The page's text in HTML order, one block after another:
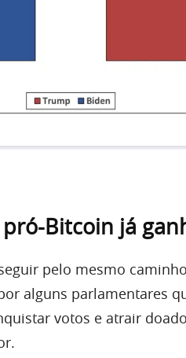
Bitcoin já
pelo mesmo
alguns parlamentares
votos e atrair